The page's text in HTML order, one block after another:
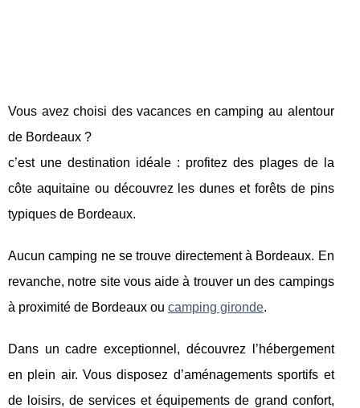
Vous avez choisi des vacances en camping au alentour
de Bordeaux ?
c’est une destination idéale : profitez des plages de la
côte aquitaine ou découvrez les dunes et forêts de pins
typiques de Bordeaux.
Aucun camping ne se trouve directement à Bordeaux. En
revanche, notre site vous aide à trouver un des campings
à proximité de Bordeaux ou camping gironde.
Dans un cadre exceptionnel, découvrez l’hébergement
en plein air. Vous disposez d’aménagements sportifs et
de loisirs, de services et équipements de grand confort,